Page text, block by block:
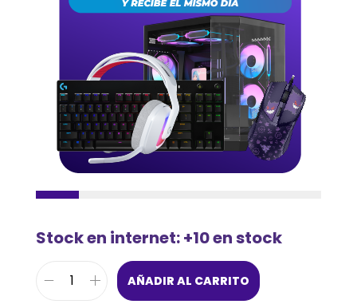
Stock en internet: +10 en stock
AÑADIR AL CARRITO